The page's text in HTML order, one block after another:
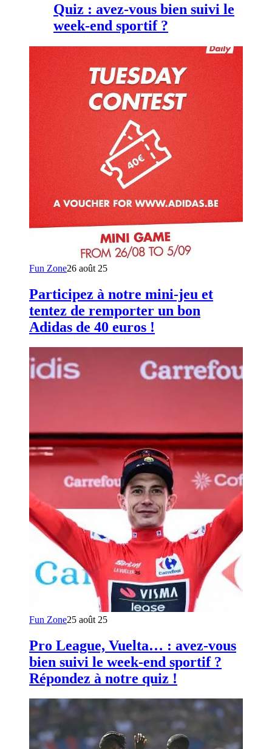
Quiz : avez-vous bien suivi le
week-end sportif ?
Fun Zone26 août 25
Participez à notre mini-jeu et
tentez de remporter un bon
Adidas de 40 euros !
Fun Zone25 août 25
Pro League, Vuelta… : avez-vous
bien suivi le week-end sportif ?
Répondez à notre quiz !